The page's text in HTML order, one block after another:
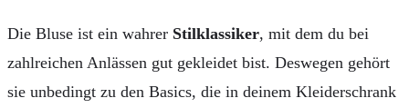
Die Bluse ist ein wahrer Stilklassiker, mit dem du bei
zahlreichen Anlässen gut gekleidet bist. Deswegen gehört
sie unbedingt zu den Basics, die in deinem Kleiderschrank